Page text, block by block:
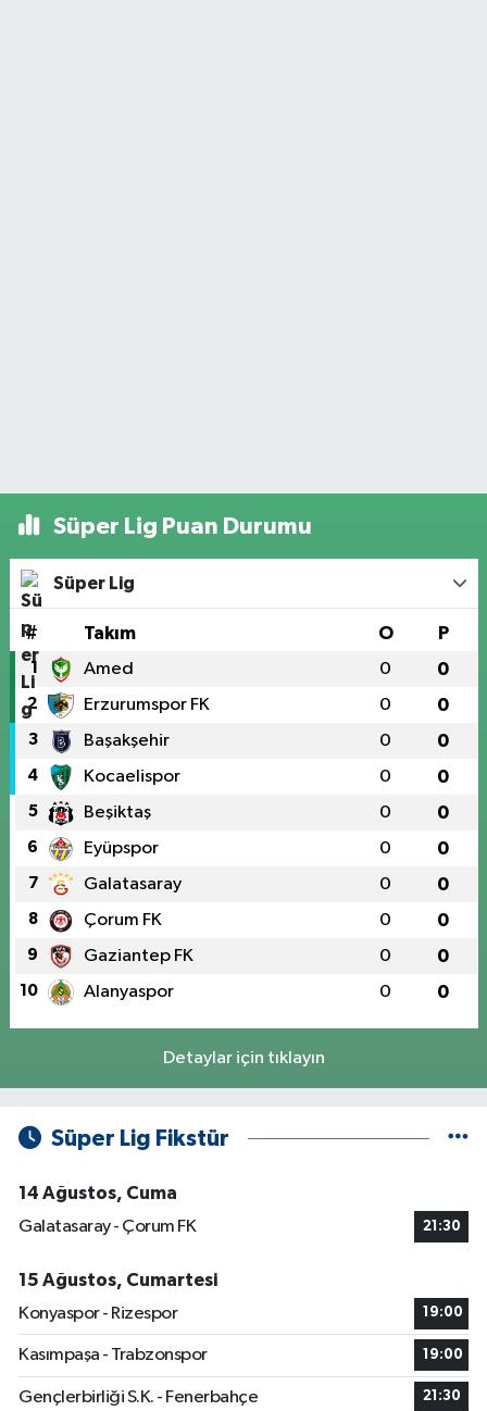
Süper Lig Puan Durumu
Süper Lig
# Takım O P
1 Amed 0 0
2 Erzurumspor FK 0 0
3 Başakşehir 0 0
4 Kocaelispor 0 0
5 Beşiktaş 0 0
6 Eyüpspor 0 0
7 Galatasaray 0 0
8 Çorum FK 0 0
9 Gaziantep FK 0 0
10 Alanyaspor 0 0
Detaylar için tıklayın
Süper Lig Fikstür
14 Ağustos, Cuma
Galatasaray - Çorum FK
21:30
15 Ağustos, Cumartesi
Konyaspor - Rizespor
19:00
Kasımpaşa - Trabzonspor 19:00
Gençlerbirliği S.K. - Fenerbahçe 21:30